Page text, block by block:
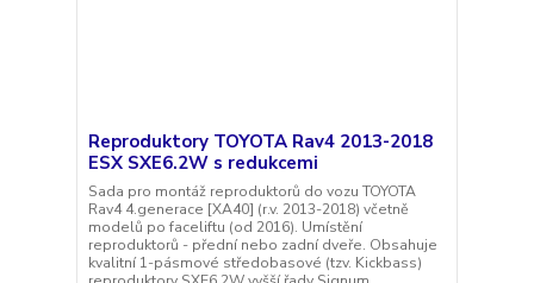
Reproduktory TOYOTA Rav4 2013-2018
ESX SXE6.2W s redukcemi
Sada pro montáž reproduktorů do vozu TOYOTA
Rav4 4.generace [XA40] (r.v. 2013-2018) včetně
modelů po faceliftu (od 2016). Umístění
reproduktorů - přední nebo zadní dveře. Obsahuje
kvalitní 1-pásmové středobasové (tzv. Kickbass)